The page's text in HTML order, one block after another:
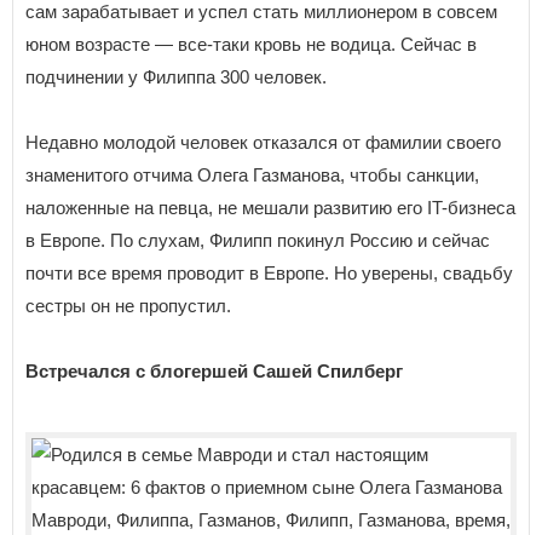
сам зарабатывает и успел стать миллионером в совсем
юном возрасте — все-таки кровь не водица. Сейчас в
подчинении у Филиппа 300 человек.
Недавно молодой человек отказался от фамилии своего
знаменитого отчима Олега Газманова, чтобы санкции,
наложенные на певца, не мешали развитию его IT-бизнеса
в Европе. По слухам, Филипп покинул Россию и сейчас
почти все время проводит в Европе. Но уверены, свадьбу
сестры он не пропустил.
Встречался с блогершей Сашей Спилберг